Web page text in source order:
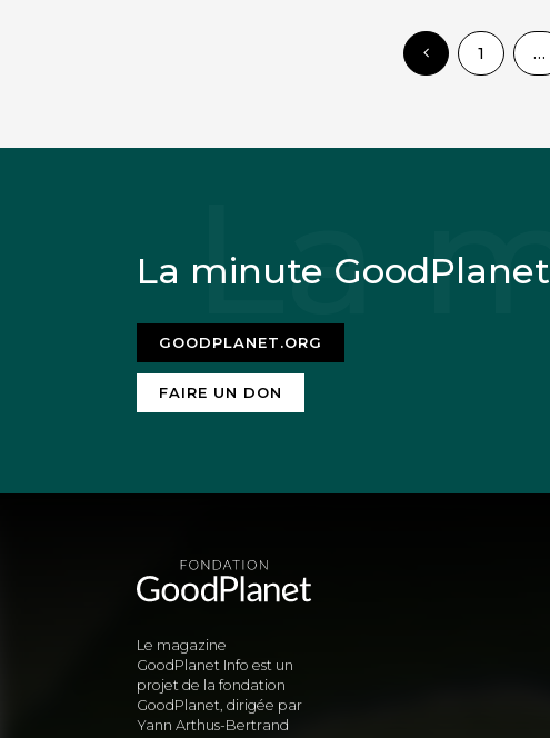
1 …
La minute GoodPlanet
GOODPLANET.ORG
FAIRE UN DON
Le magazine
GoodPlanet Info est un
projet de la fondation
GoodPlanet, dirigée par
Yann Arthus-Bertrand